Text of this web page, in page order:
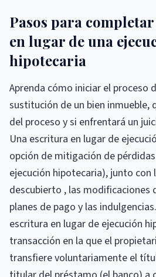
Pasos para
en lugar de una
hipotecaria
Aprenda cómo iniciar el proceso
sustitución de un bien inmueble,
del proceso y si enfrentará un
Una escritura en lugar de
opción de mitigación de
ejecución hipotecaria), junto con
descubierto , las modificaciones
planes de pago y las
escritura en lugar de ejecución
transacción en la que el
transfiere voluntariamente el